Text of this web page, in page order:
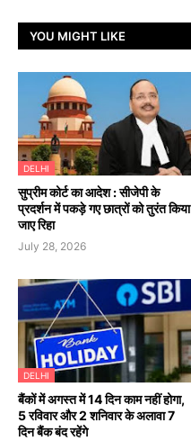
YOU MIGHT LIKE
DELHI
सुप्रीम कोर्ट का आदेश : सीजेपी के
प्रदर्शन में पकड़े गए छात्रों को तुरंत किया
जाए रिहा
July 28, 2026
DELHI
बैंकों में अगस्त में 14 दिन काम नहीं होगा,
5 रविवार और 2 शनिवार के अलावा 7
दिन बैंक बंद रहेंगे